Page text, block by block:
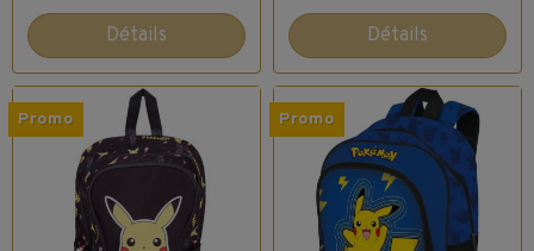
Détails Détails
Promo Promo